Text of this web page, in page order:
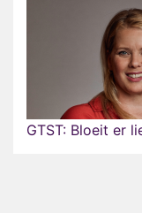
GTST: Bloeit er